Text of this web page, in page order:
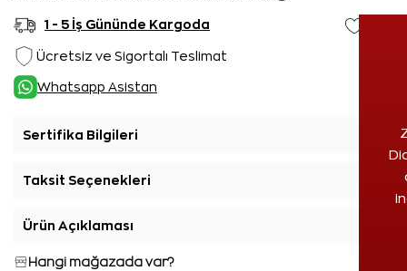
1 - 5 İş Gününde Kargoda
Ücretsiz ve Sigortalı Teslimat
Whatsapp Asistan
Sertifika Bilgileri
Taksit Seçenekleri
Ürün Açıklaması
Hangi mağazada var?